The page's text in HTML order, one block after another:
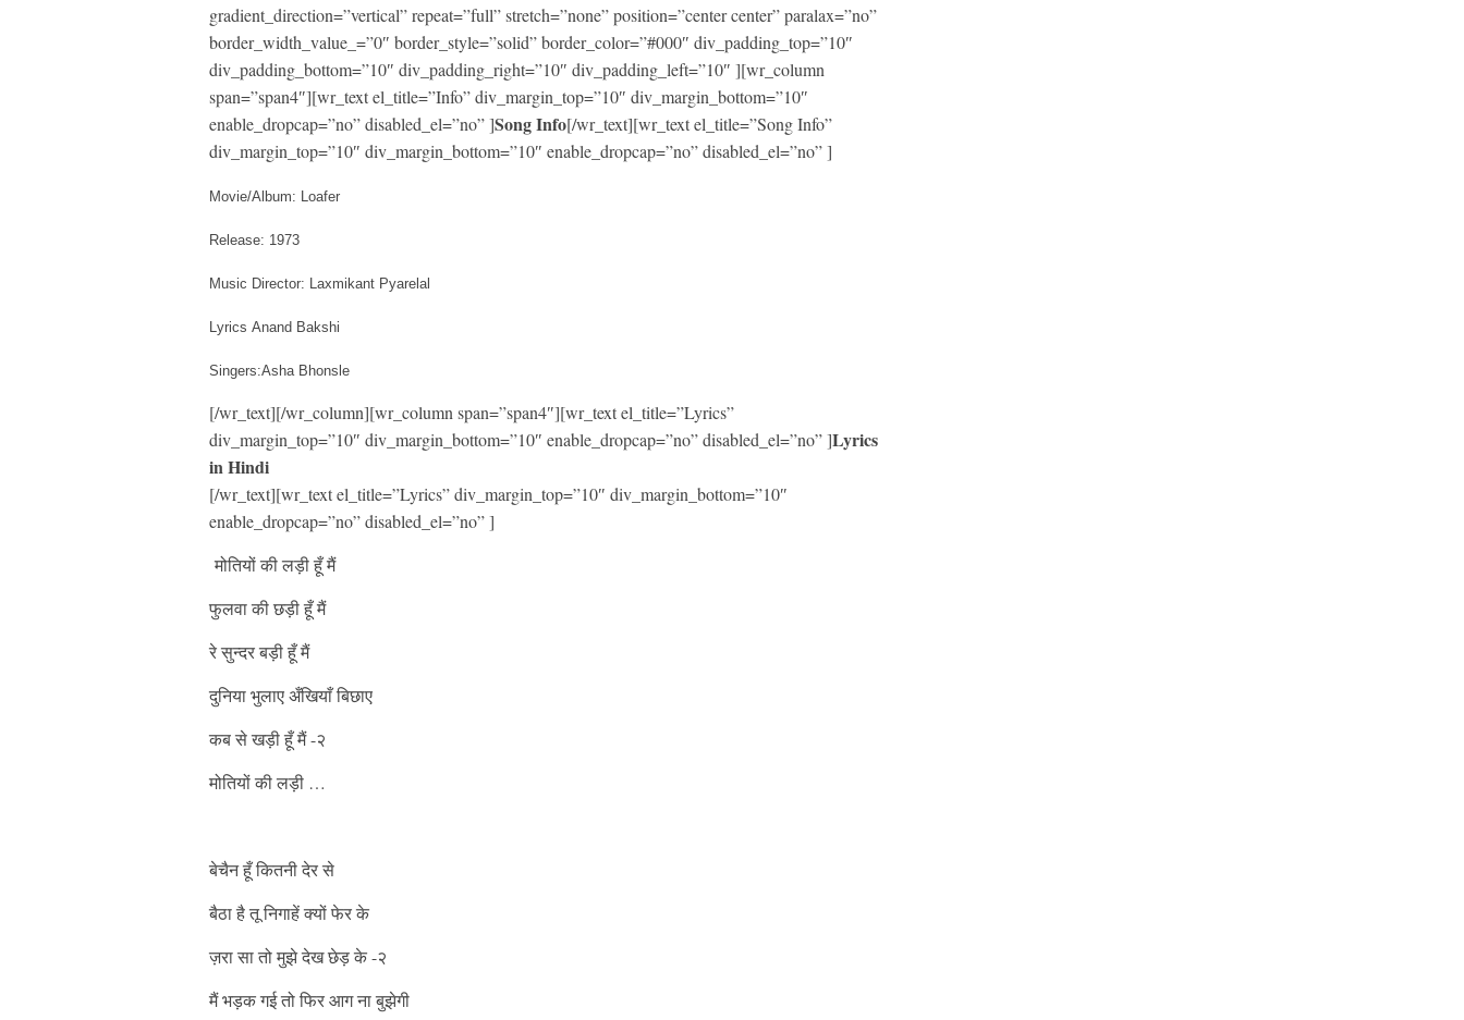
gradient_direction=”vertical” repeat=”full” stretch=”none” position=”center center” paralax=”no”
border_width_value_=”0″ border_style=”solid” border_color=”#000″ div_padding_top=”10″
div_padding_bottom=”10″ div_padding_right=”10″ div_padding_left=”10″ ][wr_column
span=”span4″][wr_text el_title=”Info” div_margin_top=”10″ div_margin_bottom=”10″
enable_dropcap=”no” disabled_el=”no” ]Song Info[/wr_text][wr_text el_title=”Song Info”
div_margin_top=”10″ div_margin_bottom=”10″ enable_dropcap=”no” disabled_el=”no” ]
Movie/Album: Loafer
Release: 1973
Music Director: Laxmikant Pyarelal
Lyrics Anand Bakshi
Singers:Asha Bhonsle
[/wr_text][/wr_column][wr_column span=”span4″][wr_text el_title=”Lyrics”
div_margin_top=”10″ div_margin_bottom=”10″ enable_dropcap=”no” disabled_el=”no” ]Lyrics
in Hindi
[/wr_text][wr_text el_title=”Lyrics” div_margin_top=”10″ div_margin_bottom=”10″
enable_dropcap=”no” disabled_el=”no” ]
मोतियों की लड़ी हूँ मैं
फुलवा की छड़ी हूँ मैं
रे सुन्दर बड़ी हूँ मैं
दुनिया भुलाए अँखियाँ बिछाए
कब से खड़ी हूँ मैं -२
मोतियों की लड़ी …
बेचैन हूँ कितनी देर से
बैठा है तू निगाहें क्यों फेर के
ज़रा सा तो मुझे देख छेड़ के -२
मैं भड़क गई तो फिर आग ना बुझेगी